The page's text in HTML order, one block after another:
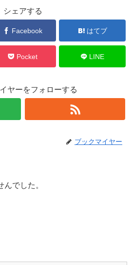
シェアする
Facebook はてブ
Pocket LINE
ヤーをフォローする
ブックマイヤー
でした。